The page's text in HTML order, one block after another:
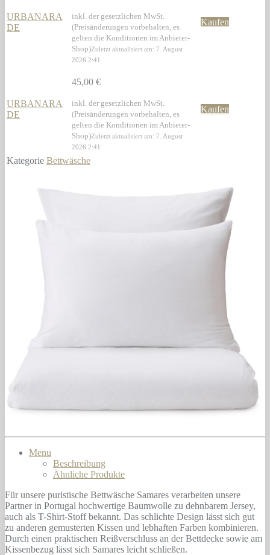
URBANARA
DE
inkl. der gesetzlichen MwSt.
(Preisänderungen vorbehalten, es
gelten die Konditionen im Anbieter-
Shop)Zuletzt aktualisiert am: 7. August
2026 2:41
Kaufen
URBANARA
DE
45,00 €
inkl. der gesetzlichen MwSt.
(Preisänderungen vorbehalten, es
gelten die Konditionen im Anbieter-
Shop)Zuletzt aktualisiert am: 7. August
2026 2:41
Kaufen
Kategorie Bettwäsche
Menu
Beschreibung
Ähnliche Produkte
Für unsere puristische Bettwäsche Samares verarbeiten unsere
Partner in Portugal hochwertige Baumwolle zu dehnbarem Jersey,
auch als T-Shirt-Stoff bekannt. Das schlichte Design lässt sich gut
zu anderen gemusterten Kissen und lebhaften Farben kombinieren.
Durch einen praktischen Reißverschluss an der Bettdecke sowie am
Kissenbezug lässt sich Samares leicht schließen.